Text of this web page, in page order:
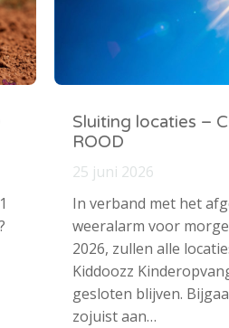
Sluiting locaties –
ROOD
25 juni 2026
In verband met het
weeralarm voor
2026, zullen alle
Kiddoozz
gesloten blijven.
zojuist aan…